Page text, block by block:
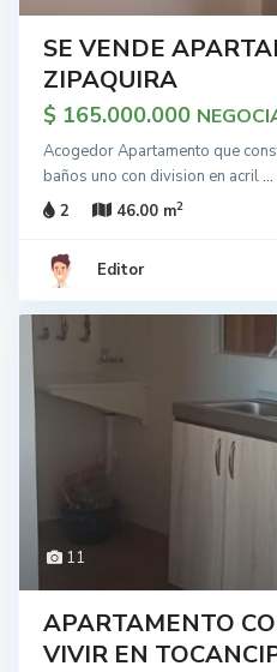
SE VENDE
ZIPAQUIRA
$ 165.000.000
Acogedor Apartamento que
baños uno con division en acril...
2
46.00 m2
Editor
11
APARTAMENTO
VIVIR EN